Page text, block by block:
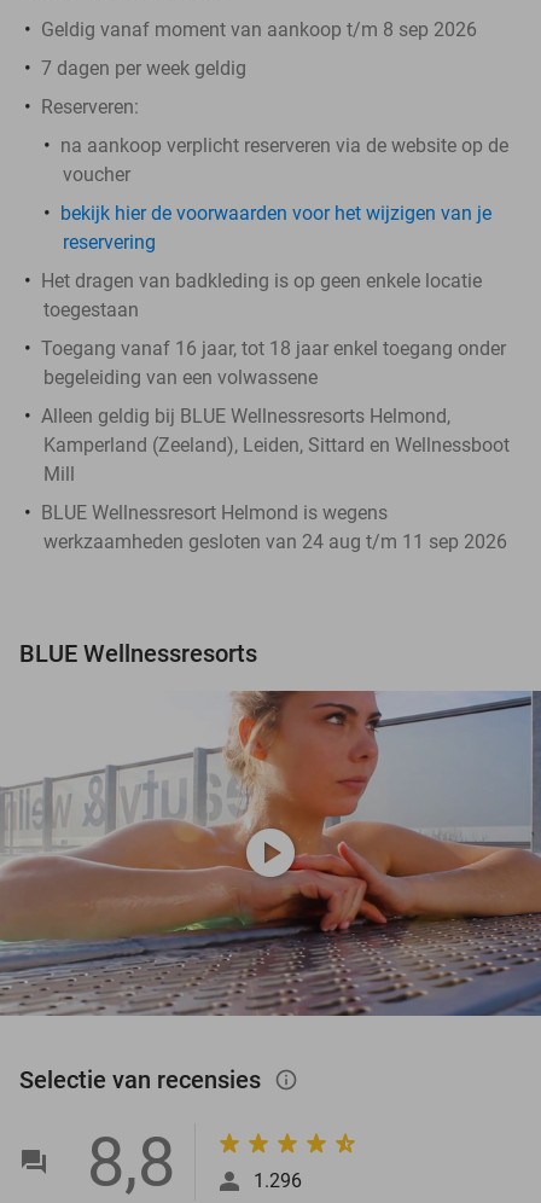
Geldig vanaf moment van aankoop t/m 8 sep 2026
7 dagen per week geldig
Reserveren:
na aankoop verplicht reserveren via de website op de
voucher
bekijk hier de voorwaarden voor het wijzigen van je
reservering
Het dragen van badkleding is op geen enkele locatie
toegestaan
Toegang vanaf 16 jaar, tot 18 jaar enkel toegang onder
begeleiding van een volwassene
Alleen geldig bij BLUE Wellnessresorts Helmond,
Kamperland (Zeeland), Leiden, Sittard en Wellnessboot
Mill
BLUE Wellnessresort Helmond is wegens
werkzaamheden gesloten van 24 aug t/m 11 sep 2026
BLUE Wellnessresorts
play_circle
Selectie van recensies info_outlined
8,8 1.296